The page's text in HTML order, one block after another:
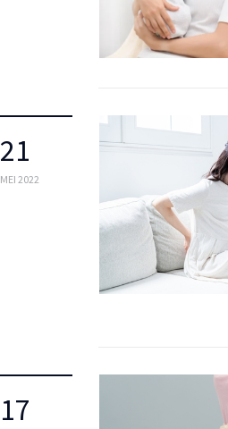
21
MEI 2022
17